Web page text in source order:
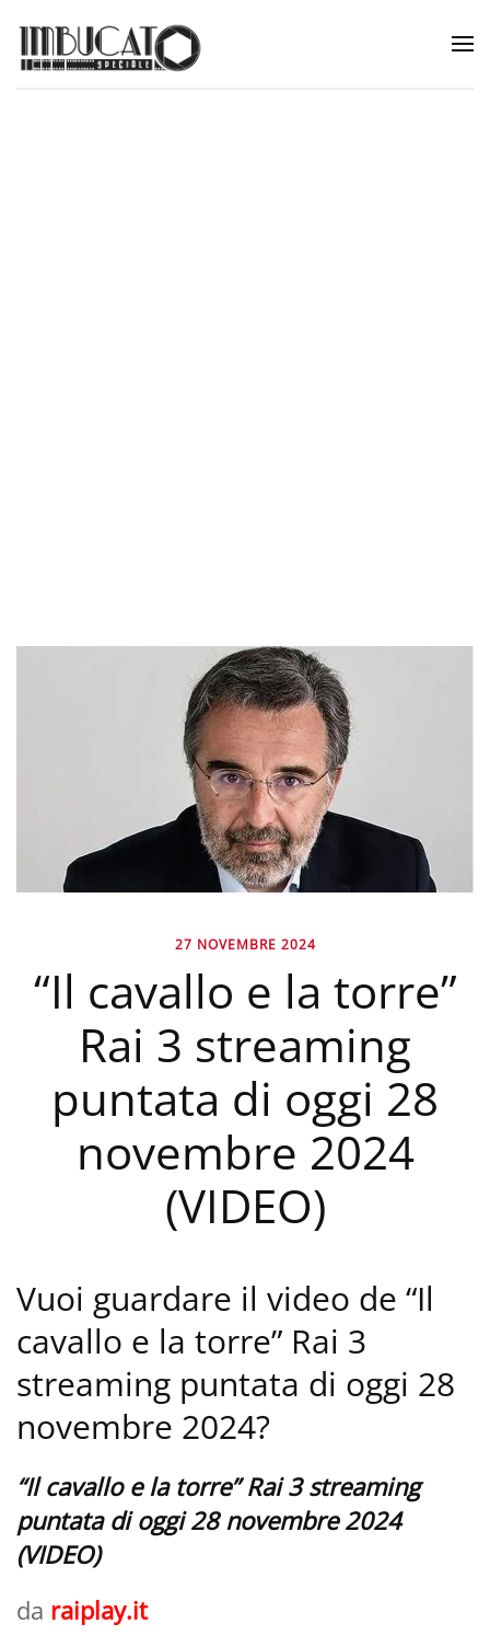
27 NOVEMBRE 2024
“Il cavallo e la torre”
Rai 3 streaming
puntata di oggi 28
novembre 2024
(VIDEO)
Vuoi guardare il video de “Il
cavallo e la torre” Rai 3
streaming puntata di oggi 28
novembre 2024?
“Il cavallo e la torre” Rai 3 streaming
puntata di oggi 28 novembre 2024
(VIDEO)
da raiplay.it